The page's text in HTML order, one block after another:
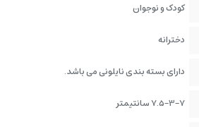
کودک و نوجوان
دخترانه
دارای بسته بندی نایلونی می باشد.
7.5-3-7 سانتیمتر